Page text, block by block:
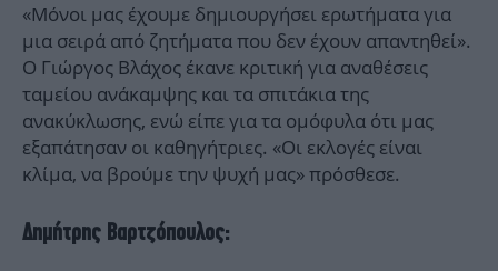
«Μόνοι μας έχουμε δημιουργήσει ερωτήματα για
μια σειρά από ζητήματα που δεν έχουν απαντηθεί».
Ο Γιώργος Βλάχος έκανε κριτική για αναθέσεις
ταμείου ανάκαμψης και τα σπιτάκια της
ανακύκλωσης, ενώ είπε για τα ομόφυλα ότι μας
εξαπάτησαν οι καθηγήτριες. «Οι εκλογές είναι
κλίμα, να βρούμε την ψυχή μας» πρόσθεσε.
Δημήτρης Βαρτζόπουλος: